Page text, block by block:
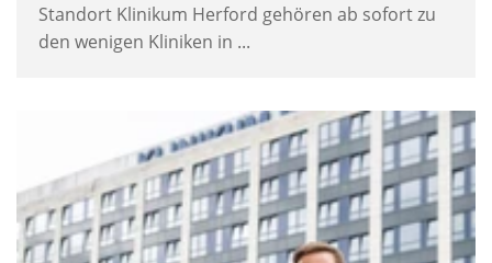
Standort Klinikum Herford gehören ab sofort zu
den wenigen Kliniken in ...